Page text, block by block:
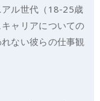
ル世代（18-25歳
ャリアについての
ない彼らの仕事観